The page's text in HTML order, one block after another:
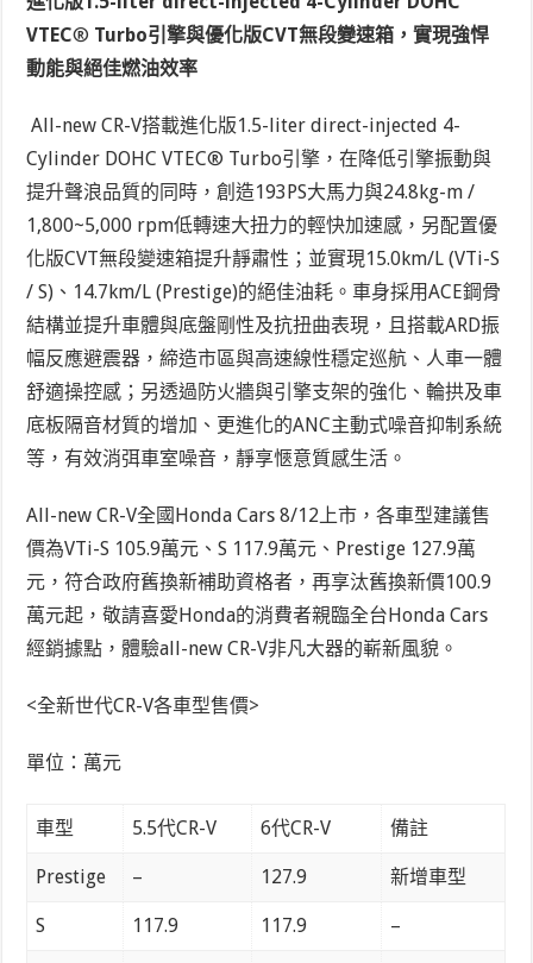
VTEC® Turbo引擎與優化版CVT無段變速箱，實現強悍
動能與絕佳燃油效率
All-new CR-V搭載進化版1.5-liter direct-injected 4-
Cylinder DOHC VTEC® Turbo引擎，在降低引擎振動與
提升聲浪品質的同時，創造193PS大馬力與24.8kg-m /
1,800~5,000 rpm低轉速大扭力的輕快加速感，另配置優
化版CVT無段變速箱提升靜肅性；並實現15.0km/L (VTi-S
/ S)、14.7km/L (Prestige)的絕佳油耗。車身採用ACE鋼骨
結構並提升車體與底盤剛性及抗扭曲表現，且搭載ARD振
幅反應避震器，締造市區與高速線性穩定巡航、人車一體
舒適操控感；另透過防火牆與引擎支架的強化、輪拱及車
底板隔音材質的增加、更進化的ANC主動式噪音抑制系統
等，有效消弭車室噪音，靜享愜意質感生活。
All-new CR-V全國Honda Cars 8/12上市，各車型建議售
價為VTi-S 105.9萬元、S 117.9萬元、Prestige 127.9萬
元，符合政府舊換新補助資格者，再享汰舊換新價100.9
萬元起，敬請喜愛Honda的消費者親臨全台Honda Cars
經銷據點，體驗all-new CR-V非凡大器的嶄新風貌。
<全新世代CR-V各車型售價>
單位：萬元
車型 5.5代CR-V 6代CR-V 備註
Prestige – 127.9 新增車型
S 117.9 117.9 –